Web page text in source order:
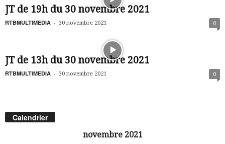
JT de 19h du 30 novembre 2021
RTBMULTIMEDIA - 30 novembre 2021 0
JT de 13h du 30 novembre 2021
RTBMULTIMEDIA - 30 novembre 2021 0
Calendrier
novembre 2021